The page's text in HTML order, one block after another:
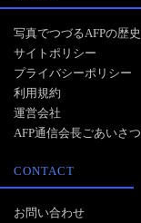
写真でつづるAFPの歴史
サイトポリシー
プライバシーポリシー
利用規約
運営会社
AFP通信会長ごあいさつ
CONTACT
お問い合わせ